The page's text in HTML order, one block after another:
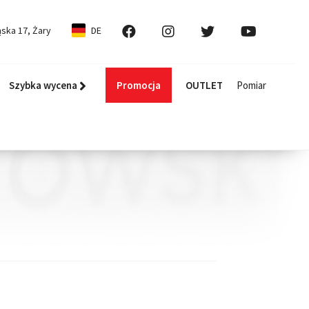
17, Żary DE
Szybka wycena Promocja OUTLET Pomiar